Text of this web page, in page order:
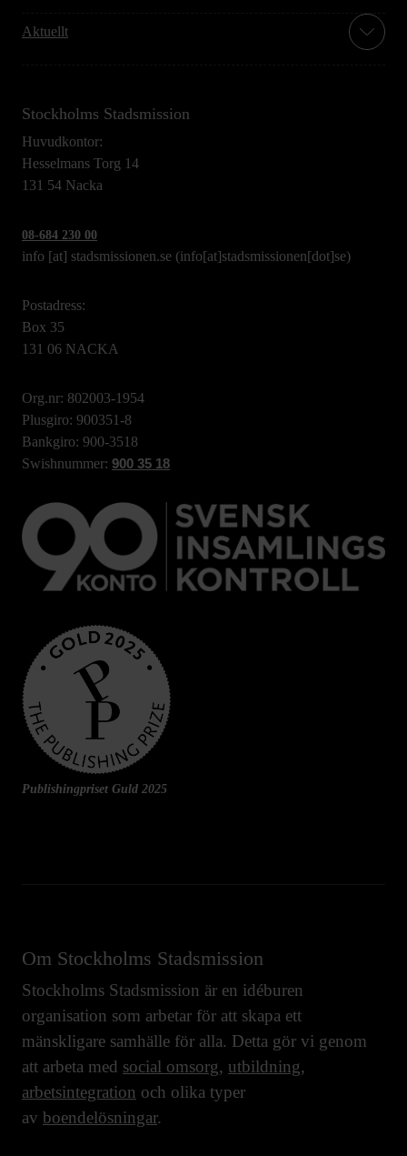
Aktuellt
Stockholms Stadsmission
Huvudkontor:
Hesselmans Torg 14
131 54 Nacka
08-684 230 00
info [at] stadsmissionen.se (info[at]stadsmissionen[dot]se)
Postadress:
Box 35
131 06 NACKA
Org.nr: 802003-1954
Plusgiro: 900351-8
Bankgiro: 900-3518
Swishnummer: 900 35 18
Publishingpriset Guld 2025
Om Stockholms Stadsmission
Stockholms Stadsmission är en idéburen
organisation som arbetar för att skapa ett
mänskligare samhälle för alla. Detta gör vi genom
att arbeta med social omsorg, utbildning,
arbetsintegration och olika typer
av boendelösningar.